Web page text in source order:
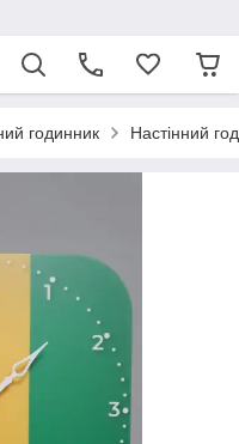
годинник Настінний